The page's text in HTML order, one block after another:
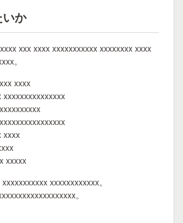
か
xxx xxxx xxxxxxxxxxx xxxxxxxx xxxx
。
xxxx
xxxxxxxxxxxxxxx
xxxx
xxxxx
xxxxxxxxxxxx。
。